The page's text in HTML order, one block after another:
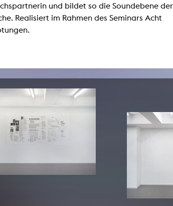
und bildet so die Soundebene der
Realisiert im Rahmen des Seminars Acht
BIBLIOTHEK
Zeitschriften
Semesterapparate
KHM Verlag
KHM Journal